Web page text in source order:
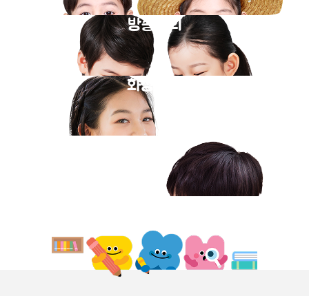
방송강의
화상과외
동영상강의